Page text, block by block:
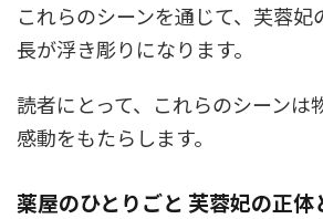
これらのシーンを通じて、芙蓉妃
長が浮き彫りになります。
読者にとって、これらのシーンは
感動をもたらします。
薬屋のひとりごと 芙蓉妃の正体